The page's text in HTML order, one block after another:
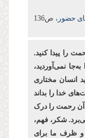
حضور، ص136
را پیدا کنید.
نمی‌آوردید،
انسان مختاری
خدا را بداند
آن رحمت را درک
شکر، فهم،
و ظرف ما برای